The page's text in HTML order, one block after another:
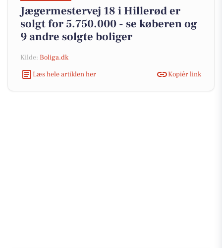
Jægermestervej 18 i Hillerød er
solgt for 5.750.000 - se køberen og
9 andre solgte boliger
Kilde: Boliga.dk
Læs hele artiklen her
Kopiér link